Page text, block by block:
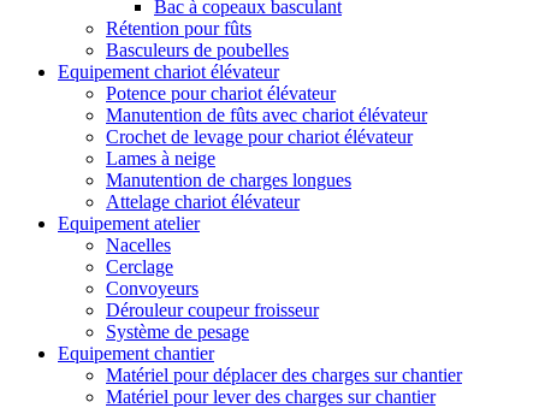
Bac à copeaux basculant
Rétention pour fûts
Basculeurs de poubelles
Equipement chariot élévateur
Potence pour chariot élévateur
Manutention de fûts avec chariot élévateur
Crochet de levage pour chariot élévateur
Lames à neige
Manutention de charges longues
Attelage chariot élévateur
Equipement atelier
Nacelles
Cerclage
Convoyeurs
Dérouleur coupeur froisseur
Système de pesage
Equipement chantier
Matériel pour déplacer des charges sur chantier
Matériel pour lever des charges sur chantier